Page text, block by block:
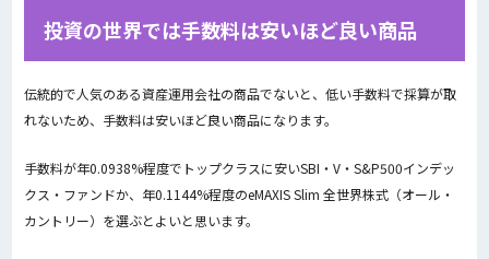
投資の世界では手数料は安いほど良い商品
伝統的で人気のある資産運用会社の商品でないと、低い手数料で採算が取
れないため、手数料は安いほど良い商品になります。
手数料が年0.0938%程度でトップクラスに安いSBI・V・S&P500インデッ
クス・ファンドか、年0.1144%程度のeMAXIS Slim 全世界株式（オール・
カントリー）を選ぶとよいと思います。